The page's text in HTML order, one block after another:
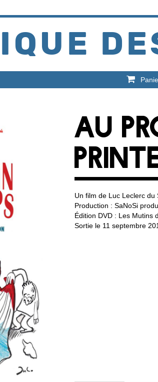
AU
Un film de Luc Leclerc du
Production : SaNoSi
Édition DVD : Les Mutins
Sortie le 11 septembre